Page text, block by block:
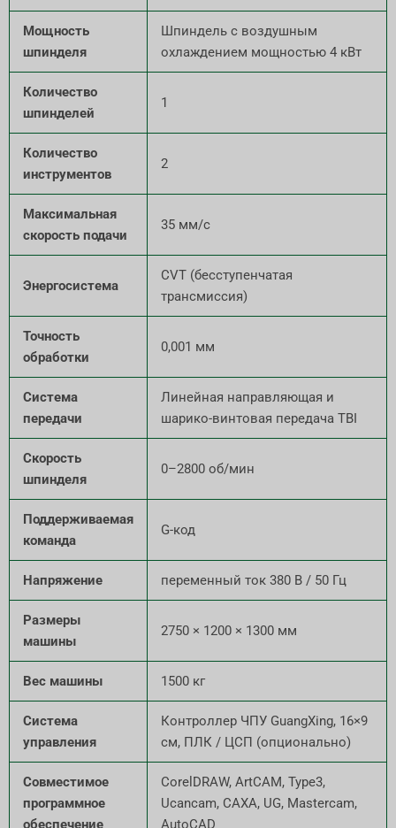
Мощность
шпинделя
Шпиндель с воздушным
охлаждением мощностью 4 кВт
Количество
шпинделей
1
Количество
инструментов
2
Максимальная
скорость подачи
35 мм/с
Энергосистема
CVT (бесступенчатая
трансмиссия)
Точность
обработки
0,001 мм
Система
передачи
Линейная направляющая и
шарико-винтовая передача TBI
Скорость
шпинделя
0–2800 об/мин
Поддерживаемая
команда
G-код
Напряжение переменный ток 380 В / 50 Гц
Размеры
машины
2750 × 1200 × 1300 мм
Вес машины 1500 кг
Система
управления
Контроллер ЧПУ GuangXing, 16×9
см, ПЛК / ЦСП (опционально)
Совместимое
программное
обеспечение
CorelDRAW, ArtCAM, Type3,
Ucancam, CAXA, UG, Mastercam,
AutoCAD